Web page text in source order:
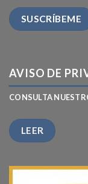
AVISO DE
CONSULTA
LEER